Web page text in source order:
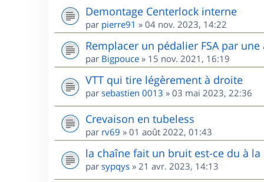
Demontage Centerlock interne
par pierre91 » 04 nov. 2023, 14:22
Remplacer un pédalier FSA par
par Bigpouce » 15 nov. 2021, 16:19
VTT qui tire légèrement à droite
par sebastien 0013 » 03 mai 2023, 22:36
Crevaison en tubeless
par rv69 » 01 août 2022, 01:43
la chaîne fait un bruit est-ce du à la
par sypqys » 21 avr. 2023, 14:13